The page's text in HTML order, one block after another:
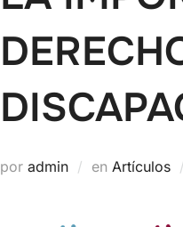
por admin en Artículos